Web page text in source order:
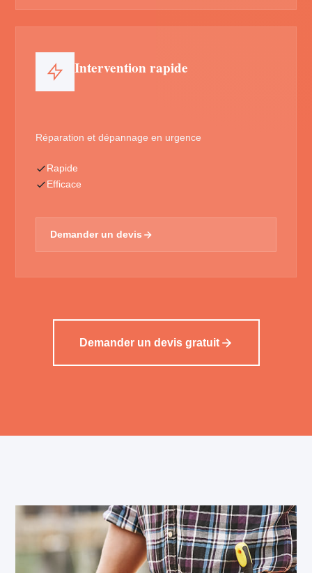
Intervention rapide
Réparation et dépannage en urgence
Rapide
Efficace
Demander un devis
Demander un devis gratuit